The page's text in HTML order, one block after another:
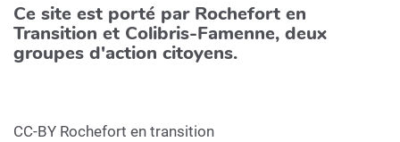
Ce site est porté par Rochefort en
Transition et Colibris-Famenne, deux
groupes d'action citoyens.
CC-BY Rochefort en transition